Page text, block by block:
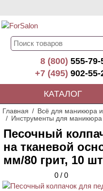
8 (800)555-79-
+7 (495)902-55-
КАТАЛОГ
Главная
Всё для маникюра
Инструменты для маникюра
Песочный
на тканевой
мм/80 грит, 10 шт
0 / 0